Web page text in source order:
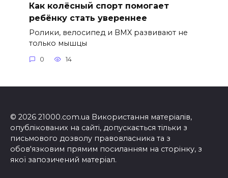
Как колёсный спорт помогает
ребёнку стать увереннее
Ролики, велосипед и BMX развивают не
только мышцы
0 14
© 2026 21000.com.ua Використання матеріалів,
опублікованих на сайті, допускається тільки з
письмового дозволу правовласника та з
обов'язковим прямим посиланням на сторінку, з
якої запозичений матеріал.